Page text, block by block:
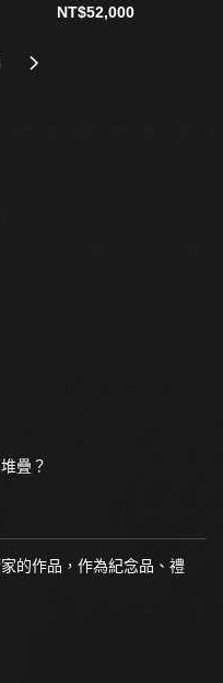
NT$52,000
疊？
的作品，作為紀念品、禮